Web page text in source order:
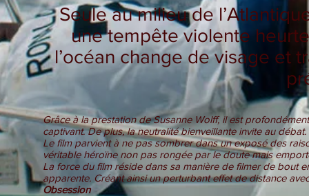
Seule au milieu de
une tempête violente
l’océan change de visage et
Grâce à la prestation de Susanne Wolff, il est
captivant. De plus, la neutralité bienveillante invite au débat.
Le film parvient à ne pas sombrer dans un exposé des
véritable héroïne non pas rongée par le doute mais
La force du film réside dans sa manière de filmer de bout
apparente. Créant ainsi un perturbant effet de distance
Obsession